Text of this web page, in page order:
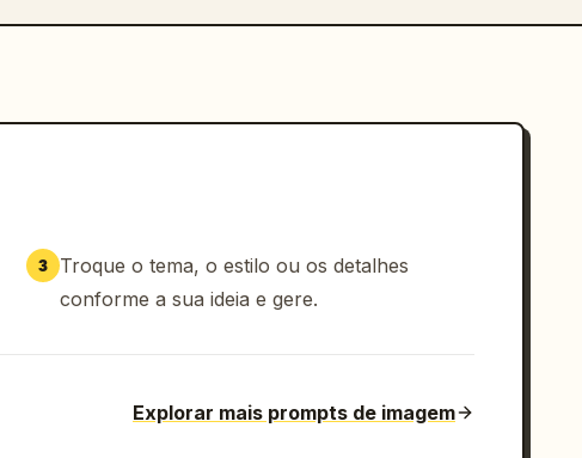
3
Troque o tema, o estilo ou os detalhes
conforme a sua ideia e gere.
Explorar mais prompts de imagem